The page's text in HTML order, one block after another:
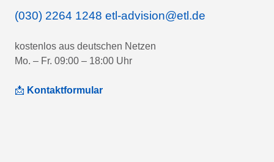
(030) 2264 1248 etl-advision@etl.de
kostenlos aus deutschen Netzen
Mo. – Fr. 09:00 – 18:00 Uhr
📩 Kontaktformular